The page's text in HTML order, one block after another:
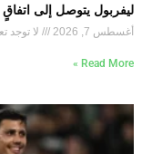
ليفربول يتوصل إلى
أغسطس 7, 2026 لا توجد
Read More »